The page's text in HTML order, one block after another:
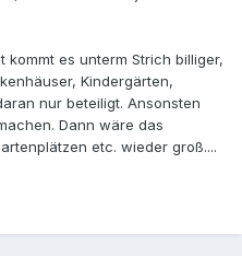
kommt es unterm Strich billiger,
Kindergärten,
nur beteiligt. Ansonsten
Dann wäre das
etc. wieder groß....